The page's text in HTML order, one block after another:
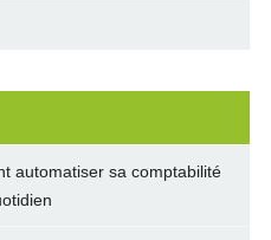
automatiser sa comptabilité